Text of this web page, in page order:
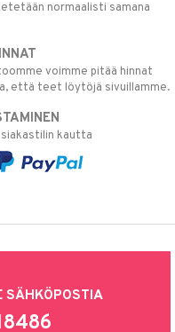
normaalisti samana
voimme pitää hinnat
että teet löytöjä sivuillamme.
kautta
SÄHKÖPOSTIA